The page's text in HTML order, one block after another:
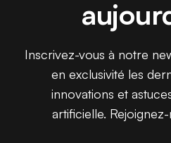
Inscrivez-vous à notre
en exclusivité les
innovations et
artificielle.